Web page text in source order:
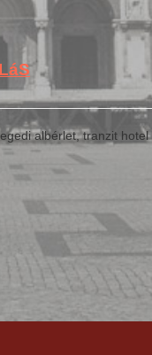
albérlet, tranzit hotel